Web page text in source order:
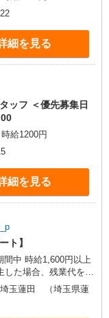
細を見る
ッフ ＜優先募集日
給1200円
細を見る
ト】
玉蓮田 （埼玉県蓮